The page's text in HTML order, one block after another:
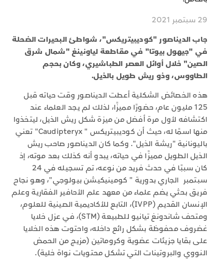
29 سبتمبر 2021
جاب الديناصور "كوديبيتريكس"، شواطئ البحيرات الضحلة
في "جيهول بيوتا" في مقاطعة لياونينغ "شمال شرق
الصين" خلال أوائل العصر الطباشيري، وكان بحجم
الطاووس، وذو ريش طويل بالذيل.
هذه الخصائض الشكلية أعطت الديناصور وقت حياته قبل
125 مليون عام، حضورًا مميزًا، لذلك لم يجد العلماء عند
اكتشافه لأول مرة أفضل من ميزة شكل ريش الذيل، ليتخذوا
منها اسمًا له، حيث أن كوديبيتريكس " Caudipteryx" تعني
باليونانية "ريشة الذيل". وكما كان الديناصور صاحب ريش
الذيل الطويل مميزًا في حياته، يبدو أنه كذلك بعد موته، إذ
كان سببًا في حدث فريد من نوعه، تم تسجيله في 24
سبتمبر الجاري بدورية " كومينيكيشن بيولوجي"، وهو نجاح
فريق بحثي يضم علماء من معهد علم الأحافير الفقارية وعلم
الإنسان القديم (IVPP)، التابع للأكاديمية الصينية للعلوم،
ومتحف شاندونغ تيانيو للطبيعة (STM)، في عزل خلايا
غضروف محفوظة بشكل رائع داخله، واحتوت هذه الخلايا
على بقايا جزيئات عضوية وكروماتين (مزيج من الحمض
النووي والبروتينات التي تشكل محتويات نواة خلية).